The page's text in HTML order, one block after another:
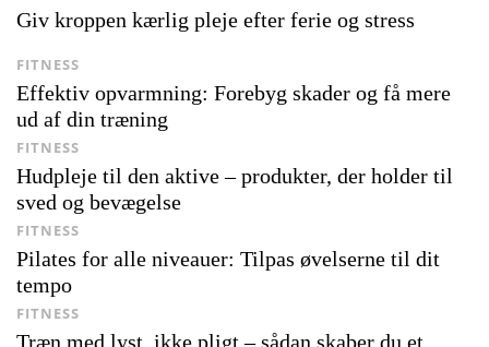
Giv kroppen kærlig pleje efter ferie og stress
Effektiv opvarmning: Forebyg skader og få mere
ud af din træning
FITNESS
Hudpleje til den aktive – produkter, der holder til
sved og bevægelse
FITNESS
Pilates for alle niveauer: Tilpas øvelserne til dit
tempo
FITNESS
Træn med lyst, ikke pligt – sådan skaber du et
FITNESS